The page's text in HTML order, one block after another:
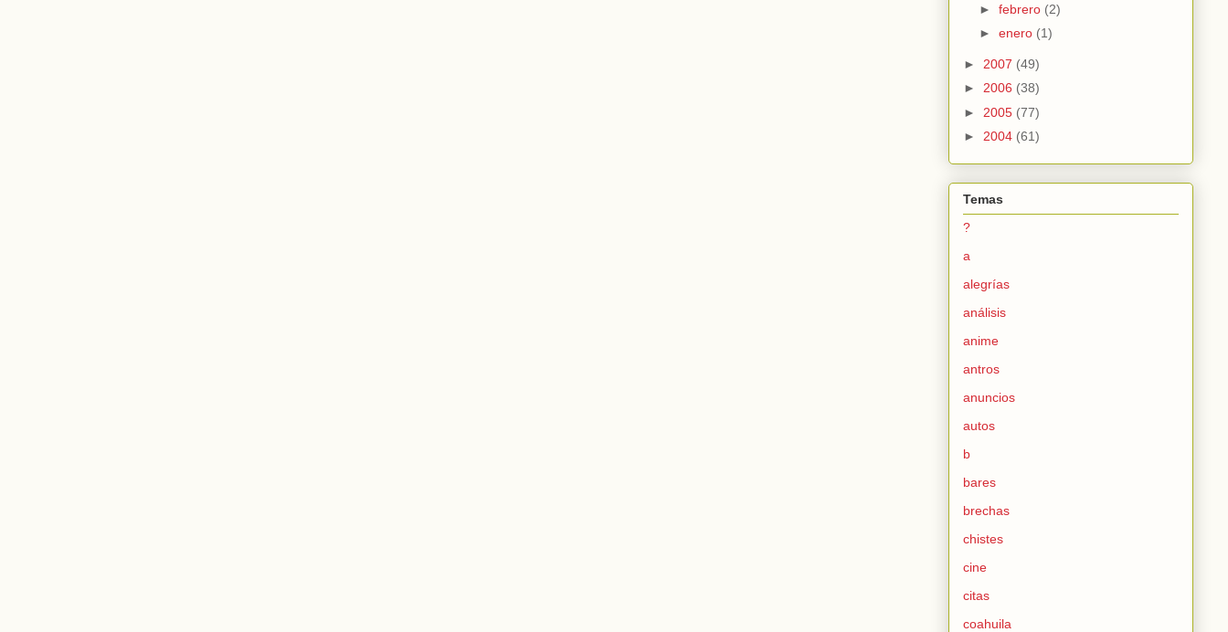
► febrero (2)
► enero (1)
► 2007 (49)
► 2006 (38)
► 2005 (77)
► 2004 (61)
Temas
?
a
alegrías
análisis
anime
antros
anuncios
autos
b
bares
brechas
chistes
cine
citas
coahuila